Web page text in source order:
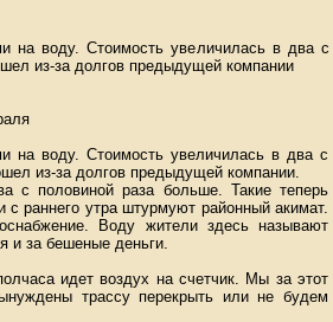
на воду. Стоимость увеличилась в два с
из-за долгов предыдущей компании
на воду. Стоимость увеличилась в два с
из-за долгов предыдущей компании.
с половиной раза больше. Такие теперь
раннего утра штурмуют районный акимат.
Воду жители здесь называют
и за бешеные деньги.
идет воздух на счетчик. Мы за этот
трассу перекрыть или не будем